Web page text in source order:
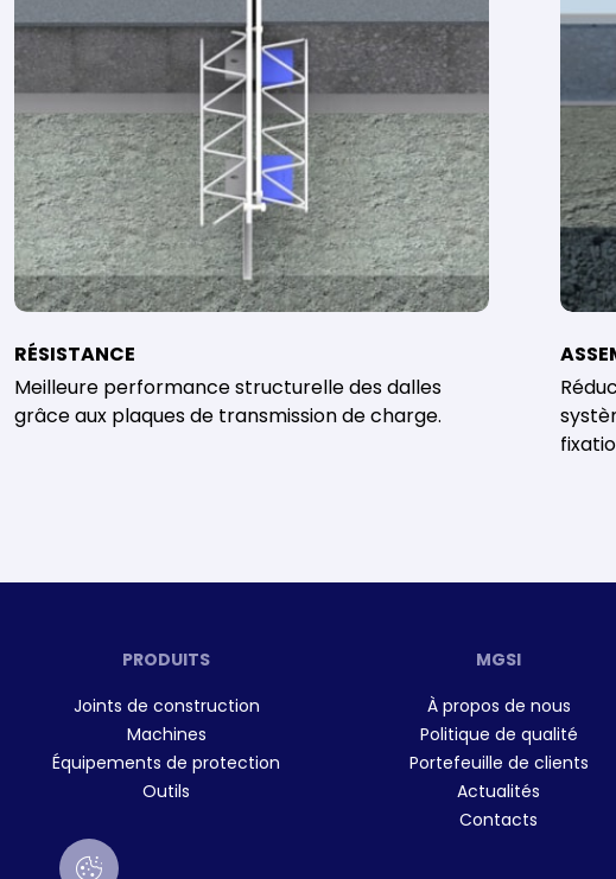
RÉSISTANCE
Meilleure performance structurelle des dalles
grâce aux plaques de transmission de charge.
PRODUITS
Joints de construction
Machines
Équipements de protection
Outils
MGSI
À propos de nous
Politique de qualité
Portefeuille de clients
Actualités
Contacts